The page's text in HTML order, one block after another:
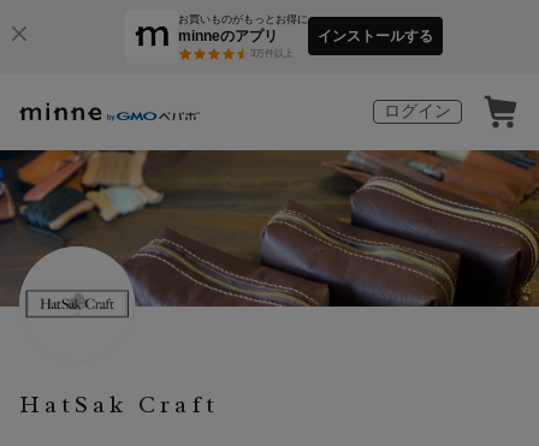
お買いものがもっとお得に
minneのアプリ
3万件以上
インストールする
ログイン
HatSak Craft